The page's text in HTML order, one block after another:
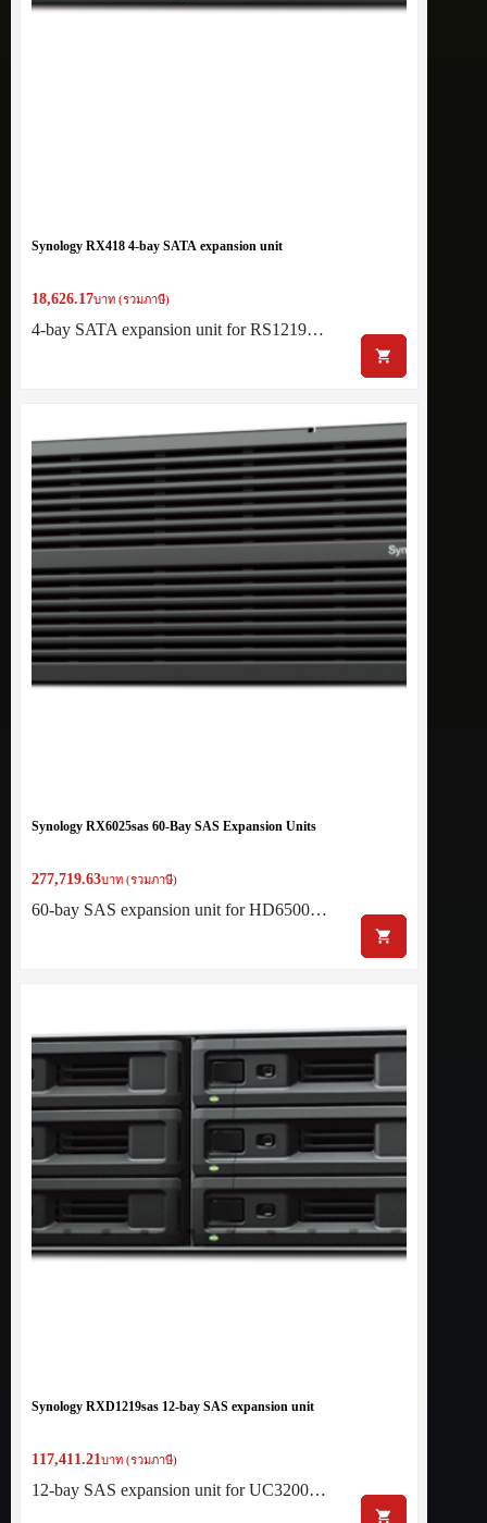
Synology RX418 4-bay SATA expansion unit
18,626.17บาท (รวมภาษี)
4-bay SATA expansion unit for RS1219…
Synology RX6025sas 60-Bay SAS Expansion Units
277,719.63บาท (รวมภาษี)
60-bay SAS expansion unit for HD6500…
Synology RXD1219sas 12-bay SAS expansion unit
117,411.21 บาท (รวมภาษี)
12-bay SAS expansion unit for UC3200…